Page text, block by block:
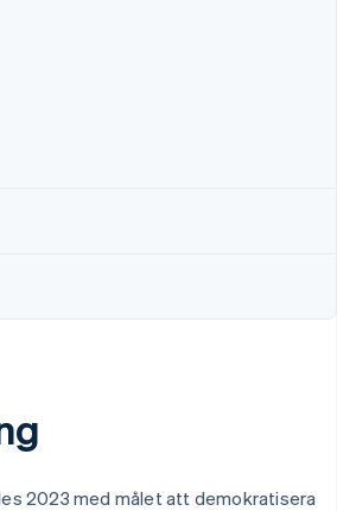
online
2023 med målet att demokratisera